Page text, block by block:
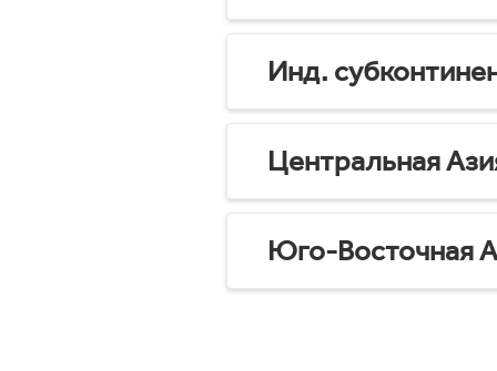
Инд.
Центральная
Юго-Восточная